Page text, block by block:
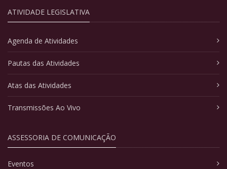
ATIVIDADE LEGISLATIVA
Agenda de Atividades
Pautas das Atividades
Atas das Atividades
Transmissões Ao Vivo
ASSESSORIA DE COMUNICAÇÃO
Eventos